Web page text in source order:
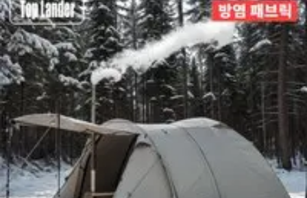
Mega Promocje
Porady zakupowePoradyTrendyPoradnikiZakupy i promocje
Mega Promocje